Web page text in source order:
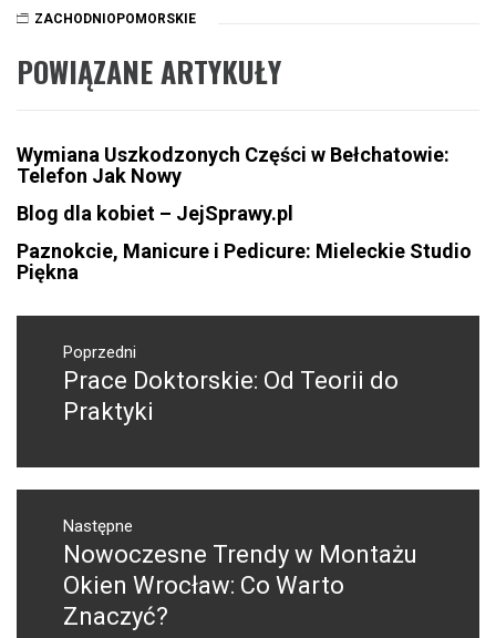
ZACHODNIOPOMORSKIE
POWIĄZANE ARTYKUŁY
Wymiana Uszkodzonych Części w Bełchatowie:
Telefon Jak Nowy
Blog dla kobiet – JejSprawy.pl
Paznokcie, Manicure i Pedicure: Mieleckie Studio
Piękna
Nawigacja
wpisuPoprzedni
Poprzedni
wpis:
Prace Doktorskie: Od Teorii do
Praktyki
Następne
Następny
post:
Nowoczesne Trendy w Montażu
Okien Wrocław: Co Warto
Znaczyć?